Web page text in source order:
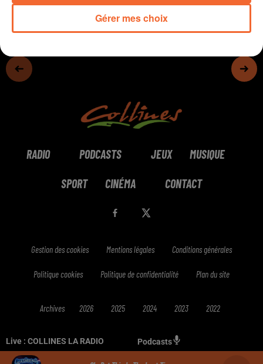
Live : COLLINES LA RADIO Podcasts
RADIO PODCASTS JEUX MUSIQUE
SPORT CINÉMA CONTACT
Gestion des cookies Mentions légales Conditions générales
Politique cookies Politique de confidentialité Plan du site
Archives 2026 2025 2024 2023 2022
Gérer mes choix